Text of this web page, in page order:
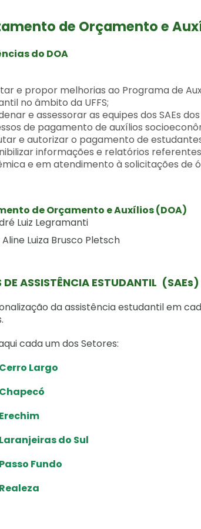
de Orçamento e
do DOA
e propor melhorias ao Programa de
no âmbito da UFFS;
e assessorar as equipes dos SAEs
de pagamento de auxílios
e autorizar o pagamento de estudantes
informações e relatórios
e em atendimento à solicitações de
de Orçamento e Auxílios (DOA)
Luiz Legramanti
Luiza Brusco Pletsch
DE ASSISTÊNCIA ESTUDANTIL (SAEs)
da assistência estudantil em
cada um dos Setores:
Largo
do Sul
Fundo